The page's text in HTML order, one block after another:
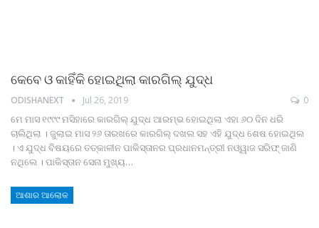
କେବେ ଓ କାହିଁକି ହୋଇଥିଲା କାରଗିଲ୍‌ ଯୁଦ୍ଧ
ODISHANEXT Jul 26, 2019 0
ମେ ମାସ ୧୯୯୯ ମସିହାରେ କାରଗିଲ୍‌ ଯୁଦ୍ଧ ଆରମ୍ଭ ହୋଇଥିଲା ଏହା ୬୦ ଦିନ ଧରି
ଚାଲିଥିଲା । ଜୁଲାଇ ମାସ ୨୬ ତାରଖରେ କାରଗିଲ୍‌ ଦଖଲ ସହ ଏହି ଯୁଦ୍ଧ ଶେଷ ହୋଇଥିଲ
। ଏ ଯୁଦ୍ଧ ବିଷୟରେ ତତ୍‌କାଳୀନ ପାକିସ୍ତାନର ପ୍ରଧାନମନ୍ତ୍ରୀ ନଓ୍ୱାଜ ସରିଫ୍‌ ଜାଣି
ନଥିଲେ । ପାକିସ୍ତାନ ସେନା ମୁଖ୍ୟ…
ଆଶାର ଆଲୋକ